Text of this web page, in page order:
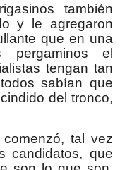
también
y le agregaron
que en una
pergaminos el
tengan tan
sabían que
del tronco,
tal vez
candidatos, que